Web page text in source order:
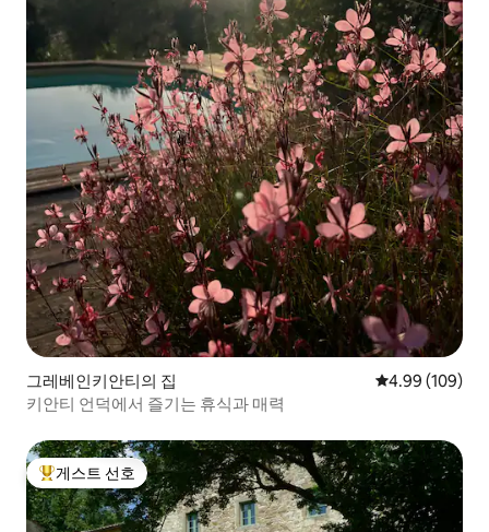
그레베인키안티의 집 평점 4.99점(5
4.99 (109)
키안티 언덕에서 즐기는 휴식과 매력
상위 게스트 선호
게스트 선호